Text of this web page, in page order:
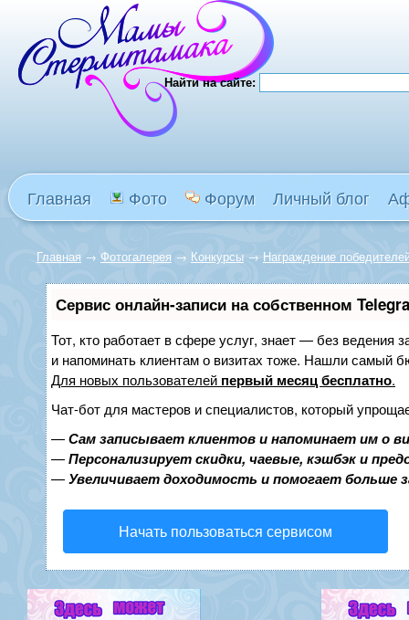
Найти на сайте:
Главная Фото Форум Личный блог
Главная → Фотогалерея → Конкурсы → Награждение
Сервис онлайн-записи на собственном
Тот, кто работает в сфере услуг, знает — без ведения
и напоминать клиентам о визитах тоже. Нашли самый
Для новых пользователей первый месяц бесплатно.
Чат-бот для мастеров и специалистов, который
—Сам записывает клиентов и напоминает им о
—Персонализирует скидки, чаевые, кэшбэк и
—Увеличивает доходимость и помогает больше
Начать пользоваться сервисом